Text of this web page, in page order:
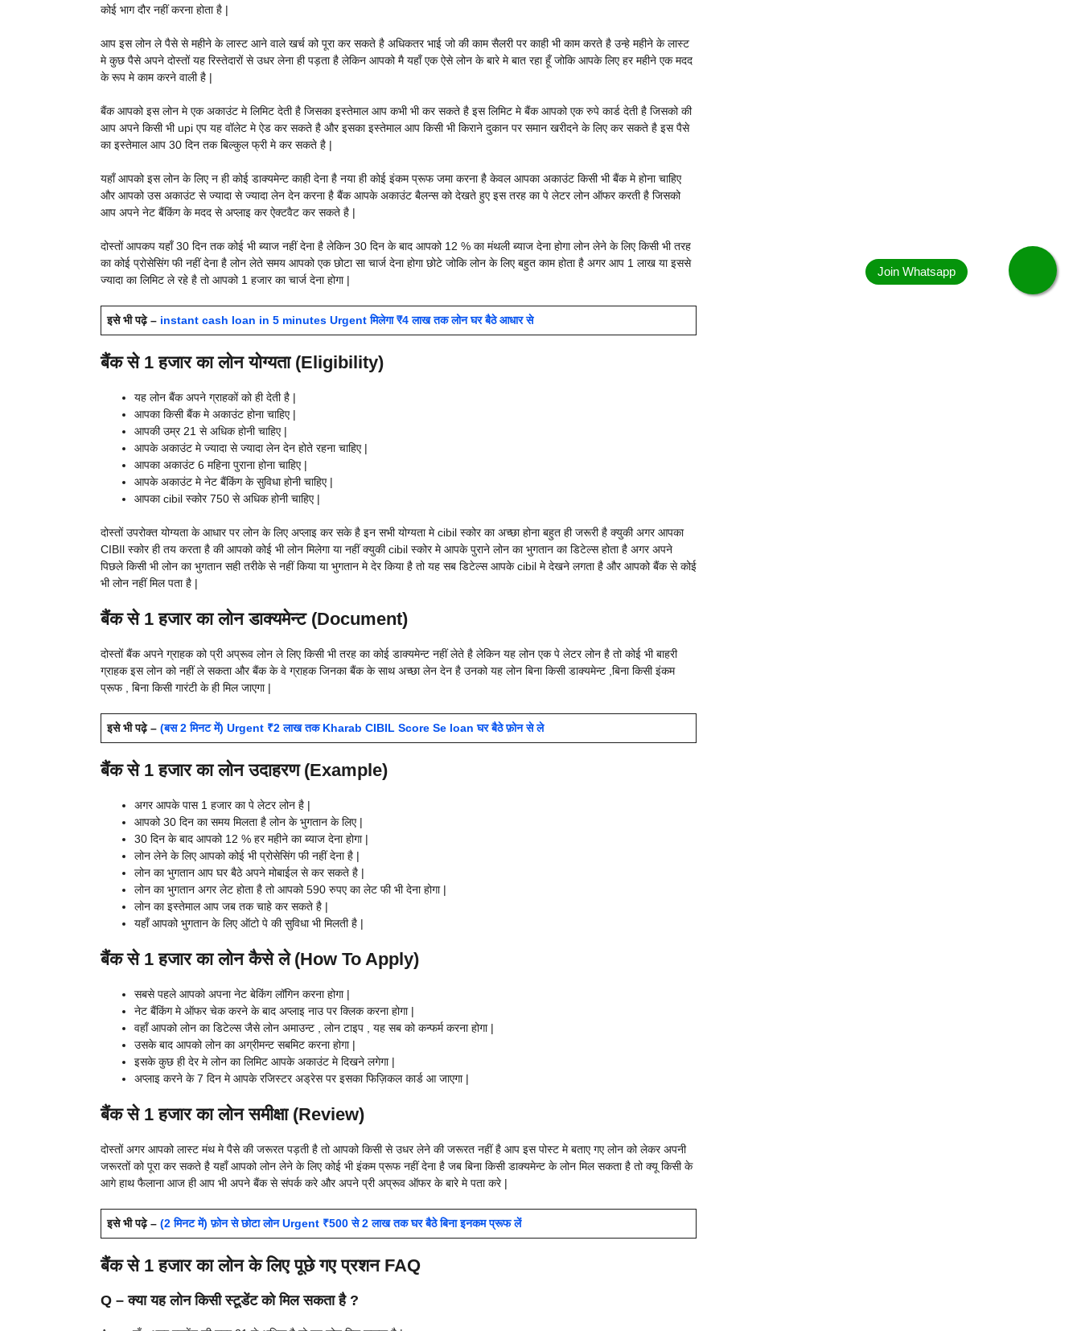
कोई भाग दौर नहीं करना होता है |
आप इस लोन ले पैसे से महीने के लास्ट आने वाले खर्च को पूरा कर सकते है अधिकतर भाई जो की काम सैलरी पर काही भी काम करते है उन्हे महीने के लास्ट
मे कुछ पैसे अपने दोस्तों यह रिस्तेदारों से उधर लेना ही पड़ता है लेकिन आपको मै यहाँ एक ऐसे लोन के बारे मे बात रहा हूँ जोकि आपके लिए हर महीने एक मदद
के रूप मे काम करने वाली है |
बैंक आपको इस लोन मे एक अकाउंट मे लिमिट देती है जिसका इस्तेमाल आप कभी भी कर सकते है इस लिमिट मे बैंक आपको एक रुपे कार्ड देती है जिसको की
आप अपने किसी भी upi एप यह वॉलेट मे ऐड कर सकते है और इसका इस्तेमाल आप किसी भी किराने दुकान पर समान खरीदने के लिए कर सकते है इस पैसे
का इस्तेमाल आप 30 दिन तक बिल्कुल फ्री मे कर सकते है |
यहाँ आपको इस लोन के लिए न ही कोई डाक्यमेन्ट काही देना है नया ही कोई इंकम प्रूफ जमा करना है केवल आपका अकाउंट किसी भी बैंक मे होना चाहिए
और आपको उस अकाउंट से ज्यादा से ज्यादा लेन देन करना है बैंक आपके अकाउंट बैलन्स को देखते हुए इस तरह का पे लेटर लोन ऑफर करती है जिसको
आप अपने नेट बैंकिंग के मदद से अप्लाइ कर ऐक्टवैट कर सकते है |
दोस्तों आपकप यहाँ 30 दिन तक कोई भी ब्याज नहीं देना है लेकिन 30 दिन के बाद आपको 12 % का मंथली ब्याज देना होगा लोन लेने के लिए किसी भी तरह
का कोई प्रोसेसिंग फी नहीं देना है लोन लेते समय आपको एक छोटा सा चार्ज देना होगा छोटे जोकि लोन के लिए बहुत काम होता है अगर आप 1 लाख या इससे
ज्यादा का लिमिट ले रहे है तो आपको 1 हजार का चार्ज देना होगा |
इसे भी पढ़े – instant cash loan in 5 minutes Urgent मिलेगा ₹4 लाख तक लोन घर बैठे आधार से
बैंक से 1 हजार का लोन योग्यता (Eligibility)
यह लोन बैंक अपने ग्राहकों को ही देती है |
आपका किसी बैंक मे अकाउंट होना चाहिए |
आपकी उम्र 21 से अधिक होनी चाहिए |
आपके अकाउंट मे ज्यादा से ज्यादा लेन देन होते रहना चाहिए |
आपका अकाउंट 6 महिना पुराना होना चाहिए |
आपके अकाउंट मे नेट बैंकिंग के सुविधा होनी चाहिए |
आपका cibil स्कोर 750 से अधिक होनी चाहिए |
दोस्तों उपरोक्त योग्यता के आधार पर लोन के लिए अप्लाइ कर सके है इन सभी योग्यता मे cibil स्कोर का अच्छा होना बहुत ही जरूरी है क्युकी अगर आपका
CIBIl स्कोर ही तय करता है की आपको कोई भी लोन मिलेगा या नहीं क्युकी cibil स्कोर मे आपके पुराने लोन का भुगतान का डिटेल्स होता है अगर अपने
पिछले किसी भी लोन का भुगतान सही तरीके से नहीं किया या भुगतान मे देर किया है तो यह सब डिटेल्स आपके cibil मे देखने लगता है और आपको बैंक से कोई
भी लोन नहीं मिल पता है |
बैंक से 1 हजार का लोन डाक्यमेन्ट (Document)
दोस्तों बैंक अपने ग्राहक को प्री अप्रूव लोन ले लिए किसी भी तरह का कोई डाक्यमेन्ट नहीं लेते है लेकिन यह लोन एक पे लेटर लोन है तो कोई भी बाहरी
ग्राहक इस लोन को नहीं ले सकता और बैंक के वे ग्राहक जिनका बैंक के साथ अच्छा लेन देन है उनको यह लोन बिना किसी डाक्यमेन्ट ,बिना किसी इंकम
प्रूफ , बिना किसी गारंटी के ही मिल जाएगा |
इसे भी पढ़े – (बस 2 मिनट में) Urgent ₹2 लाख तक Kharab CIBIL Score Se loan घर बैठे फ़ोन से ले
बैंक से 1 हजार का लोन उदाहरण (Example)
अगर आपके पास 1 हजार का पे लेटर लोन है |
आपको 30 दिन का समय मिलता है लोन के भुगतान के लिए |
30 दिन के बाद आपको 12 % हर महीने का ब्याज देना होगा |
लोन लेने के लिए आपको कोई भी प्रोसेसिंग फी नहीं देना है |
लोन का भुगतान आप घर बैठे अपने मोबाईल से कर सकते है |
लोन का भुगतान अगर लेट होता है तो आपको 590 रुपए का लेट फी भी देना होगा |
लोन का इस्तेमाल आप जब तक चाहे कर सकते है |
यहाँ आपको भुगतान के लिए ऑटो पे की सुविधा भी मिलती है |
बैंक से 1 हजार का लोन कैसे ले (How To Apply)
सबसे पहले आपको अपना नेट बेकिंग लॉगिन करना होगा |
नेट बैंकिंग मे ऑफर चेक करने के बाद अप्लाइ नाउ पर क्लिक करना होगा |
वहाँ आपको लोन का डिटेल्स जैसे लोन अमाउन्ट , लोन टाइप , यह सब को कन्फर्म करना होगा |
उसके बाद आपको लोन का अग्रीमन्ट सबमिट करना होगा |
इसके कुछ ही देर मे लोन का लिमिट आपके अकाउंट मे दिखने लगेगा |
अप्लाइ करने के 7 दिन मे आपके रजिस्टर अड्रेस पर इसका फिज़िकल कार्ड आ जाएगा |
बैंक से 1 हजार का लोन समीक्षा (Review)
दोस्तों अगर आपको लास्ट मंथ मे पैसे की जरूरत पड़ती है तो आपको किसी से उधर लेने की जरूरत नहीं है आप इस पोस्ट मे बताए गए लोन को लेकर अपनी
जरूरतों को पूरा कर सकते है यहाँ आपको लोन लेने के लिए कोई भी इंकम प्रूफ नहीं देना है जब बिना किसी डाक्यमेन्ट के लोन मिल सकता है तो क्यू किसी के
आगे हाथ फैलाना आज ही आप भी अपने बैंक से संपर्क करे और अपने प्री अप्रूव ऑफर के बारे मे पता करे |
इसे भी पढ़े – (2 मिनट में) फ़ोन से छोटा लोन Urgent ₹500 से 2 लाख तक घर बैठे बिना इनकम प्रूफ लें
बैंक से 1 हजार का लोन के लिए पूछे गए प्रशन FAQ
Q – क्या यह लोन किसी स्टूडेंट को मिल सकता है ?